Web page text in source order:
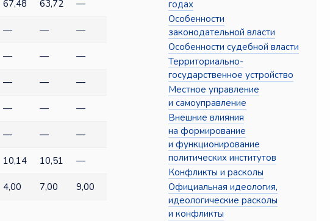
67,48 63,72 —
— — —
— — —
— — —
— — —
— — —
10,14 10,51 —
4,00 7,00 9,00
годах
Особенности
законодательной власти
Особенности судебной власти
Территориально-
государственное устройство
Местное управление
и самоуправление
Внешние влияния
на формирование
и функционирование
политических институтов
Конфликты и расколы
Официальная идеология,
идеологические расколы
и конфликты